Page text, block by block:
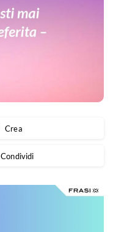
Crea
Condividi